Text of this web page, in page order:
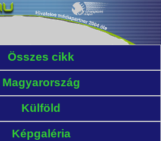
Összes cikk
Magyarország
Külföld
Képgaléria